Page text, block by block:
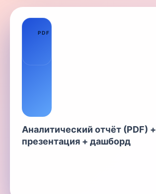
PDF
Аналитический отчёт (PDF) +
презентация + дашборд